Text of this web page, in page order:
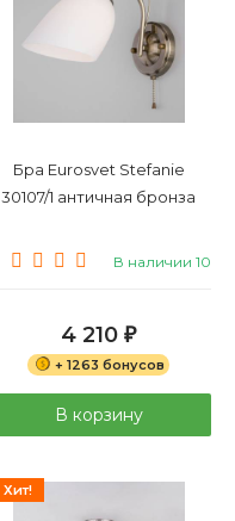
Бра Eurosvet Stefanie
30107/1 античная бронза
В наличии 10
4 210 ₽
+ 1263 бонусов
В корзину
Хит!